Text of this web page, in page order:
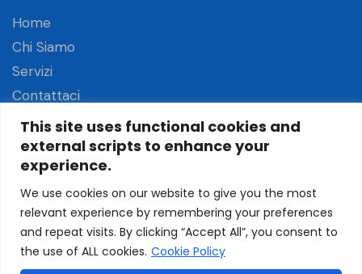
This site uses functional cookies and
external scripts to enhance your
experience.
We use cookies on our website to give you the most
relevant experience by remembering your preferences
and repeat visits. By clicking “Accept All”, you consent to
the use of ALL cookies. Cookie Policy
Home
Chi Siamo
Servizi
Contattaci
Seguici
LinkedIn
Copyright © 2023 CeSoft Srl. All rights reserved.